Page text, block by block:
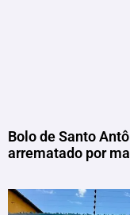
Bolo de Santo
arrematado por